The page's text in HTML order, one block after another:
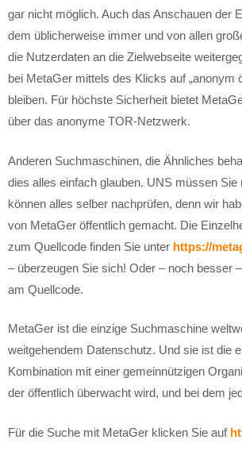
gar nicht möglich. Auch das Anschauen der
dem üblicherweise immer und von allen
die Nutzerdaten an die Zielwebseite
bei MetaGer mittels des Klicks auf „anonym
bleiben. Für höchste Sicherheit bietet
über das anonyme TOR-Netzwerk.
Anderen Suchmaschinen, die Ähnliches
dies alles einfach glauben. UNS müssen Sie
können alles selber nachprüfen, denn wir
von MetaGer öffentlich gemacht. Die
zum Quellcode finden Sie unter https://
– überzeugen Sie sich! Oder – noch besser
am Quellcode.
MetaGer ist die einzige Suchmaschine
weitgehendem Datenschutz. Und sie ist die
Kombination mit einer gemeinnützigen
der öffentlich überwacht wird, und bei dem
Für die Suche mit MetaGer klicken Sie auf